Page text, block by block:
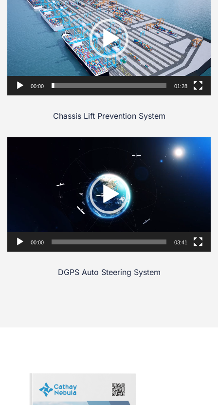
00:00 01:28
Chassis Lift Prevention System
Video
Player
00:00 03:41
DGPS Auto Steering System